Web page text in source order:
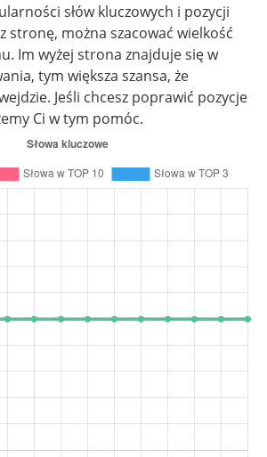
słów kluczowych i pozycji
stronę, można szacować wielkość
Im wyżej strona znajduje się w
tym większa szansa, że
Jeśli chcesz poprawić pozycje
Ci w tym pomóc.